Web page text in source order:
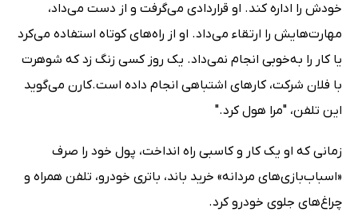
خودش را اداره کند. او قراردادی می‌گرفت و از دست می‌داد،
مهارت‌هایش را ارتقاء می‌داد. او از راه‌های کوتاه استفاده می‌کرد
یا کار را به‌خوبی انجام نمی‌داد. یک روز کسی زنگ زد که شوهرت
با فلان شرکت، کارهای اشتباهی انجام داده است.کارن می‌گوید
این تلفن، "مرا هول کرد."
زمانی که او یک کار و کاسبی راه انداخت، پول خود را صرف
«اسباب‌بازی‌های مردانه» خرید باند، باتری خودرو، تلفن همراه و
چراغ‌های جلوی خودرو کرد.